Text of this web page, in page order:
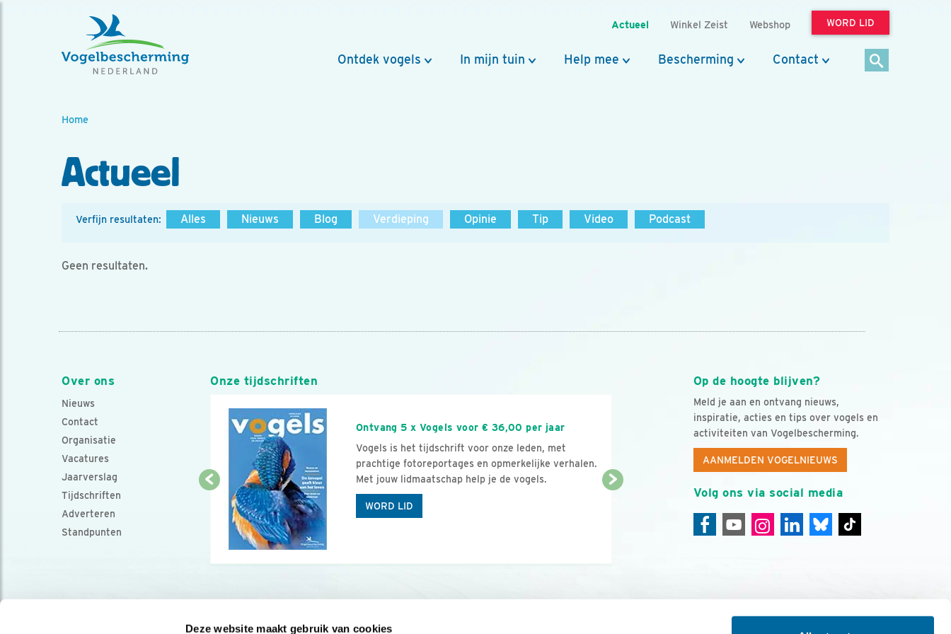
Deze website maakt gebruik van cookies
Actueel Winkel Zeist Webshop WORD LID
Ontdek vogels In mijn tuin Help mee Bescherming Contact
Home
Actueel
Verfijn resultaten: Alles Nieuws Blog Verdieping Opinie Tip Video Podcast
Geen resultaten.
Over ons
Nieuws
Contact
Organisatie
Vacatures
Jaarverslag
Tijdschriften
Adverteren
Standpunten
Op de hoogte blijven?
Meld je aan en ontvang nieuws,
inspiratie, acties en tips over vogels en
activiteiten van Vogelbescherming.
AANMELDEN VOGELNIEUWS
Volg ons via social media
Onze tijdschriften
Ontvang 5 x Vogels voor € 36,00 per jaar
Vogels is het tijdschrift voor onze leden, met
prachtige fotoreportages en opmerkelijke verhalen.
Met jouw lidmaatschap help je de vogels.
WORD LID